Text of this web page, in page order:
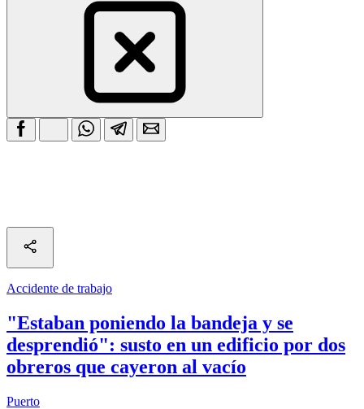
Accidente de trabajo
"Estaban poniendo la bandeja y se
desprendió": susto en un edificio por dos
obreros que cayeron al vacío
Puerto